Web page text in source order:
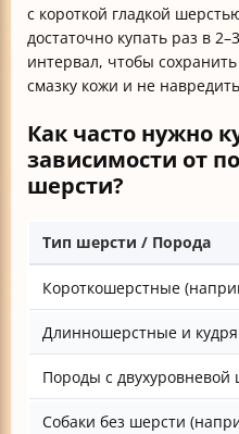
с короткой гладкой
достаточно купать раз в
интервал, чтобы
смазку кожи и не
Как часто нужно
зависимости от
шерсти?
Тип шерсти / Порода
Короткошерстные
Длинношерстные и
Породы с двухуровневой
Собаки без шерсти